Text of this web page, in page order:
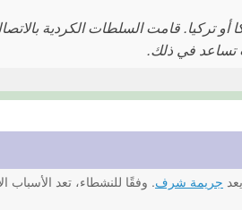
أو تركيا. قامت السلطات الكردية
تساعد في ذلك.
جريمة شرف. وفقًا للنشطاء، تعد